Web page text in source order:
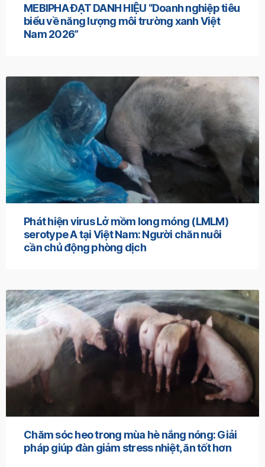
MEBIPHA ĐẠT DANH HIỆU “Doanh nghiệp tiêu
biểu về năng lượng môi trường xanh Việt
Nam 2026”
Phát hiện virus Lở mồm long móng (LMLM)
serotype A tại Việt Nam: Người chăn nuôi
cần chủ động phòng dịch
Chăm sóc heo trong mùa hè nắng nóng: Giải
pháp giúp đàn giảm stress nhiệt, ăn tốt hơn